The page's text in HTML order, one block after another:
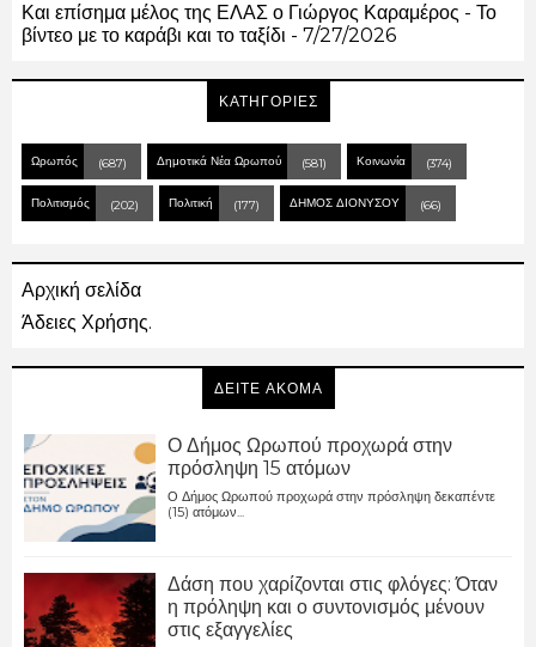
Και επίσημα μέλος της ΕΛΑΣ ο Γιώργος Καραμέρος - Το
βίντεο με το καράβι και το ταξίδι - 7/27/2026
ΚΑΤΗΓΟΡΙΕΣ
Ωρωπός (687) Δημοτικά Νέα Ωρωπού (581) Κοινωνία (374)
Πολιτισμός (202) Πολιτική (177) ΔΗΜΟΣ ΔΙΟΝΥΣΟΥ (66)
Αρχική σελίδα
Άδειες Χρήσης.
ΔΕΙΤΕ ΑΚΟΜΑ
Ο Δήμος Ωρωπού προχωρά στην
πρόσληψη 15 ατόμων
Ο Δήμος Ωρωπού προχωρά στην πρόσληψη δεκαπέντε
(15) ατόμων...
Δάση που χαρίζονται στις φλόγες: Όταν
η πρόληψη και ο συντονισμός μένουν
στις εξαγγελίες